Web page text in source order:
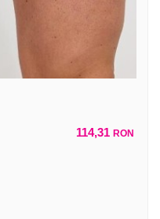
114,31 RON